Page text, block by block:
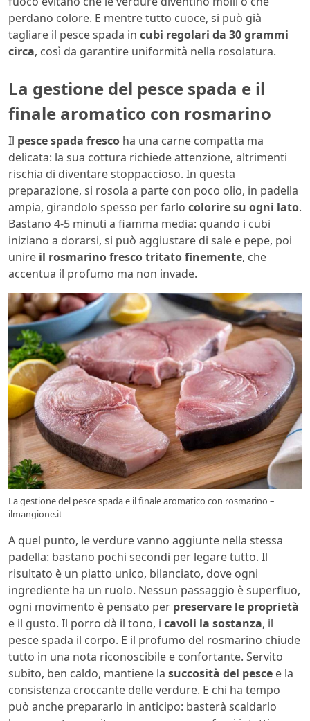
perdano colore. E mentre tutto cuoce, si può già
tagliare il pesce spada in cubi regolari da 30 grammi
circa, così da garantire uniformità nella rosolatura.
La gestione del pesce spada e il
finale aromatico con rosmarino
Il pesce spada fresco ha una carne compatta ma
delicata: la sua cottura richiede attenzione, altrimenti
rischia di diventare stoppaccioso. In questa
preparazione, si rosola a parte con poco olio, in padella
ampia, girandolo spesso per farlo colorire su ogni lato.
Bastano 4-5 minuti a fiamma media: quando i cubi
iniziano a dorarsi, si può aggiustare di sale e pepe, poi
unire il rosmarino fresco tritato finemente, che
accentua il profumo ma non invade.
La gestione del pesce spada e il finale aromatico con rosmarino –
ilmangione.it
A quel punto, le verdure vanno aggiunte nella stessa
padella: bastano pochi secondi per legare tutto. Il
risultato è un piatto unico, bilanciato, dove ogni
ingrediente ha un ruolo. Nessun passaggio è superfluo,
ogni movimento è pensato per preservare le proprietà
e il gusto. Il porro dà il tono, i cavoli la sostanza, il
pesce spada il corpo. E il profumo del rosmarino chiude
tutto in una nota riconoscibile e confortante. Servito
subito, ben caldo, mantiene la succosità del pesce e la
consistenza croccante delle verdure. E chi ha tempo
può anche prepararlo in anticipo: basterà scaldarlo